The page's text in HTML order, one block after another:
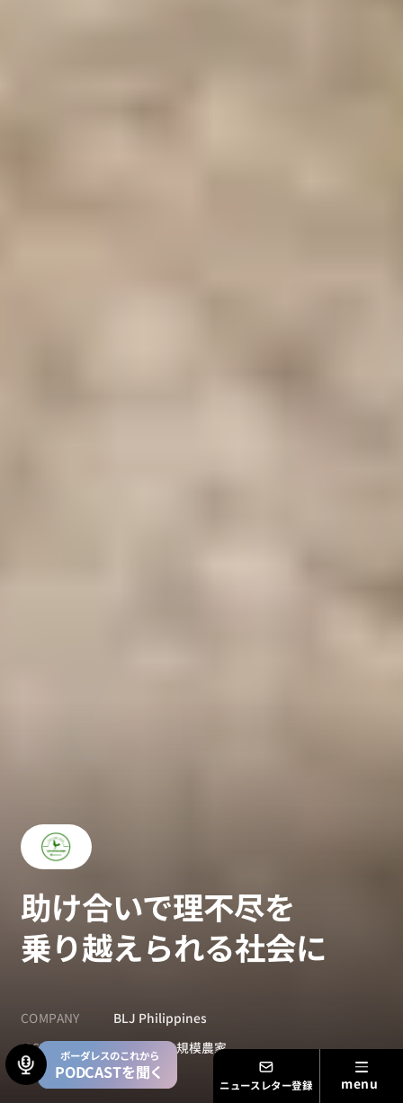
ニュースレター登録
ボーダレスのこれから
PODCASTを聞く
助け合いで理不尽を
乗り越えられる社会に
COMPANY
BLJ Philippines
ISSUE
途上国の小規模農家